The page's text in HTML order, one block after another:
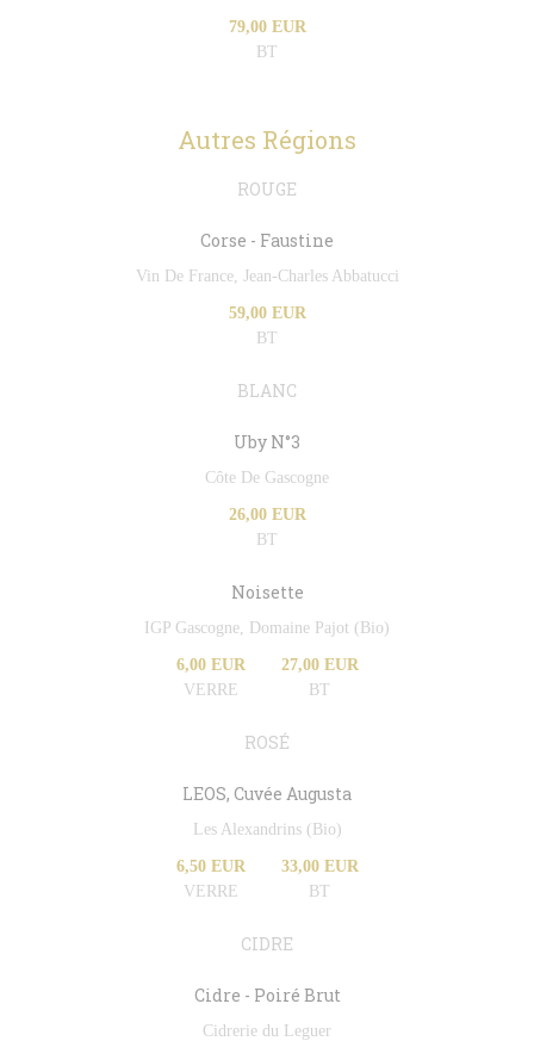
79,00 EUR
BT
Autres Régions
ROUGE
Corse - Faustine
Vin De France, Jean-Charles Abbatucci
59,00 EUR
BT
BLANC
Uby N°3
Côte De Gascogne
26,00 EUR
BT
Noisette
IGP Gascogne, Domaine Pajot (Bio)
6,00 EUR
VERRE
27,00 EUR
BT
ROSÉ
LEOS, Cuvée Augusta
Les Alexandrins (Bio)
6,50 EUR
VERRE
33,00 EUR
BT
CIDRE
Cidre - Poiré Brut
Cidrerie du Leguer